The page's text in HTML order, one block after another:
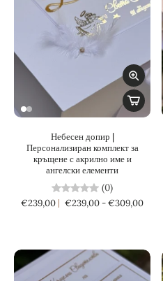
Небесен допир |
Персонализиран комплект за
кръщене с акрилно име и
ангелски елементи
(0)
€239,00 €239,00 - €309,00